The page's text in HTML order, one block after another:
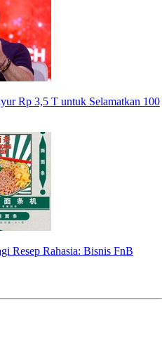
Rp 3,5 T untuk Selamatkan 100
Resep Rahasia: Bisnis FnB